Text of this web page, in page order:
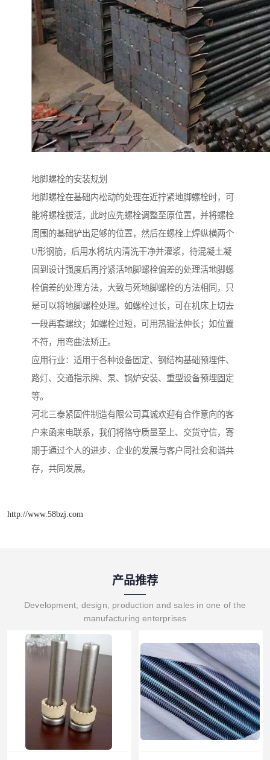
地脚螺栓的安装规划
地脚螺栓在基础内松动的处理在近拧紧地脚螺栓时，可
能将螺栓拔活，此时应先螺栓调整至原位置，并将螺栓
周围的基础铲出足够的位置，然后在螺栓上焊纵横两个
U形钢筋，后用水将坑内清洗干净并灌浆，待混凝土凝
固到设计强度后再拧紧活地脚螺栓偏差的处理活地脚螺
栓偏差的处理方法，大致与死地脚螺栓的方法相同，只
是可以将地脚螺栓处理。如螺栓过长，可在机床上切去
一段再套螺纹；如螺栓过短，可用热锻法伸长；如位置
不符，用弯曲法矫正。
应用行业：适用于各种设备固定、钢结构基础预埋件、
路灯、交通指示牌、泵、锅炉安装、重型设备预埋固定
等。
河北三泰紧固件制造有限公司真诚欢迎有合作意向的客
户来函来电联系，我们将恪守质量至上、交货守信，寄
期于通过个人的进步、企业的发展与客户同社会和谐共
存，共同发展。
http://www.58bzj.com
产品推荐
Development, design, production and sales in one of the
manufacturing enterprises